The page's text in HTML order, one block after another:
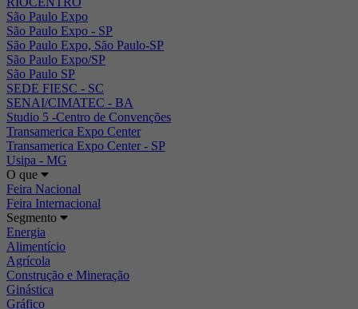
São Paulo Expo
São Paulo Expo - SP
São Paulo Expo, São Paulo-SP
São Paulo Expo/SP
São Paulo SP
SEDE FIESC - SC
SENAI/CIMATEC - BA
Studio 5 -Centro de Convenções
Transamerica Expo Center
Transamerica Expo Center - SP
Usipa - MG
O que
Feira Nacional
Feira Internacional
Segmento
Energia
Alimentício
Agrícola
Construção e Mineração
Ginástica
Gráfico